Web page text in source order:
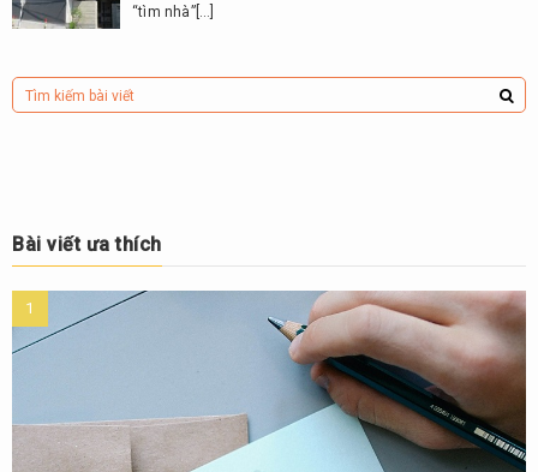
“tìm nhà”[…]
Bài viết ưa thích